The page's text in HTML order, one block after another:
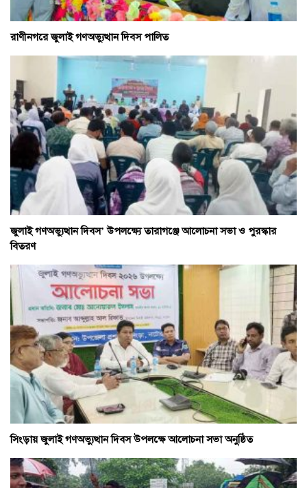
রাণীনগরে জুলাই গণঅভ্যুত্থান দিবস পালিত
জুলাই গণঅভ্যুত্থান দিবস’ উপলক্ষ্যে তারাগঞ্জে আলোচনা সভা ও পুরস্কার
বিতরণ
সিংড়ায় জুলাই গণঅভ্যুত্থান দিবস উপলক্ষে আলোচনা সভা অনুষ্ঠিত